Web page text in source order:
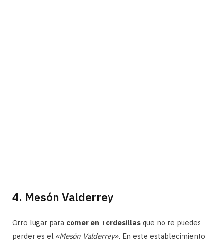
4. Mesón Valderrey
Otro lugar para comer en Tordesillas que no te puedes
perder es el «Mesón Valderrey». En este establecimiento